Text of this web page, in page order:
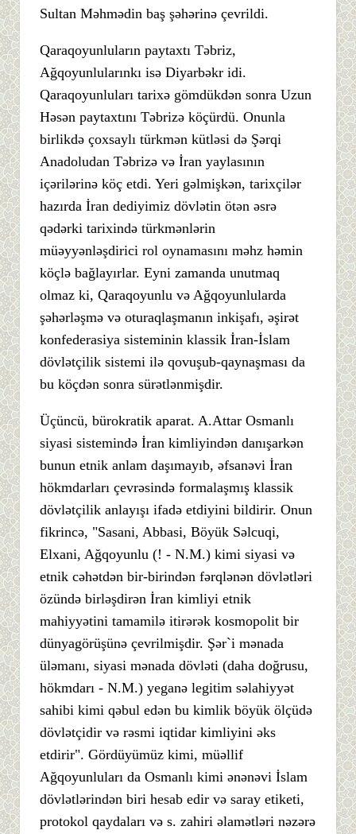
Sultan Məhmədin baş şəhərinə çevrildi.
Qaraqoyunluların paytaxtı Təbriz,
Ağqoyunlularınkı isə Diyarbəkr idi.
Qaraqoyunluları tarixə gömdükdən sonra Uzun
Həsən paytaxtını Təbrizə köçürdü. Onunla
birlikdə çoxsaylı türkmən kütləsi də Şərqi
Anadoludan Təbrizə və İran yaylasının
içərilərinə köç etdi. Yeri gəlmişkən, tarixçilər
hazırda İran dediyimiz dövlətin ötən əsrə
qədərki tarixində türkmənlərin
müəyyənləşdirici rol oynamasını məhz həmin
köçlə bağlayırlar. Eyni zamanda unutmaq
olmaz ki, Qaraqoyunlu və Ağqoyunlularda
şəhərləşmə və oturaqlaşmanın inkişafı, əşirət
konfederasiya sisteminin klassik İran-İslam
dövlətçilik sistemi ilə qovuşub-qaynaşması da
bu köçdən sonra sürətlənmişdir.
Üçüncü, bürokratik aparat. A.Attar Osmanlı
siyasi sistemində İran kimliyindən danışarkən
bunun etnik anlam daşımayıb, əfsanəvi İran
hökmdarları çevrəsində formalaşmış klassik
dövlətçilik anlayışı ifadə etdiyini bildirir. Onun
fikrincə, "Sasani, Abbasi, Böyük Səlcuqi,
Elxani, Ağqoyunlu (! - N.M.) kimi siyasi və
etnik cəhətdən bir-birindən fərqlənən dövlətləri
özündə birləşdirən İran kimliyi etnik
mahiyyətini tamamilə itirərək kosmopolit bir
dünyagörüşünə çevrilmişdir. Şər`i mənada
üləmanı, siyasi mənada dövləti (daha doğrusu,
hökmdarı - N.M.) yeganə legitim səlahiyyət
sahibi kimi qəbul edən bu kimlik böyük ölçüdə
dövlətçidir və rəsmi iqtidar kimliyini əks
etdirir". Gördüyümüz kimi, müəllif
Ağqoyunluları da Osmanlı kimi ənənəvi İslam
dövlətlərindən biri hesab edir və saray etiketi,
protokol qaydaları və s. zahiri əlamətləri nəzərə